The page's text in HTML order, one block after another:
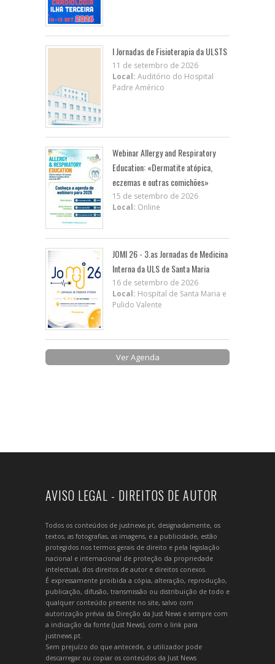
I Jornadas de Fisioterapia da ULSTS
11 de setembro de 2026
Local: Auditório do Hospital
Padre Américo
Webinar Allergy and Respiratory
Education: «Dermatite atópica,
eczemas e outras comichões»
15 de setembro de 2026
Local: Online
JOMI 26 - 3.as Jornadas de Medicina
Interna da ULS de Santa Maria
16 de setembro de 2026
Local: Hospital de Santa Maria e
Pulido Valente
Ver Agenda
AVISO LEGAL - DIREITOS DE AUTOR
Todos os conteúdos de justnews.pt, designadamente, os
textos, as fotografias, as imagens, e a publicidade, estão
protegidos nos termos gerais de direito e pela legislação
nacional e internacional de proteção da propriedade
intelectual, dos direitos de autor e direitos conexos.
É expressamente proibida a cópia, alteração, reprodução,
publicação, difusão, transmissão ou distribuição de todo e
qualquer conteúdo presente no site, salvo com
autorização prévia da Direção da Just News e sempre com
a indicação da fonte (Just News), com o link para
justnews.pt.
Sem prejuízo do que antecede, o utilizador pode
descarregar ou copiar os conteúdos da Just News